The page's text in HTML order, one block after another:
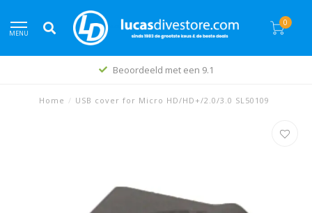
MENU
0
Beoordeeld met een 9.1
Home / USB cover for Micro HD/HD+/2.0/3.0 SL50109